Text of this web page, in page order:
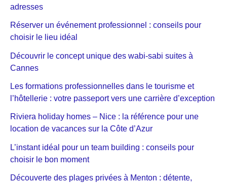
adresses
Réserver un événement professionnel : conseils pour
choisir le lieu idéal
Découvrir le concept unique des wabi-sabi suites à
Cannes
Les formations professionnelles dans le tourisme et
l’hôtellerie : votre passeport vers une carrière d’exception
Riviera holiday homes – Nice : la référence pour une
location de vacances sur la Côte d’Azur
L’instant idéal pour un team building : conseils pour
choisir le bon moment
Découverte des plages privées à Menton : détente,